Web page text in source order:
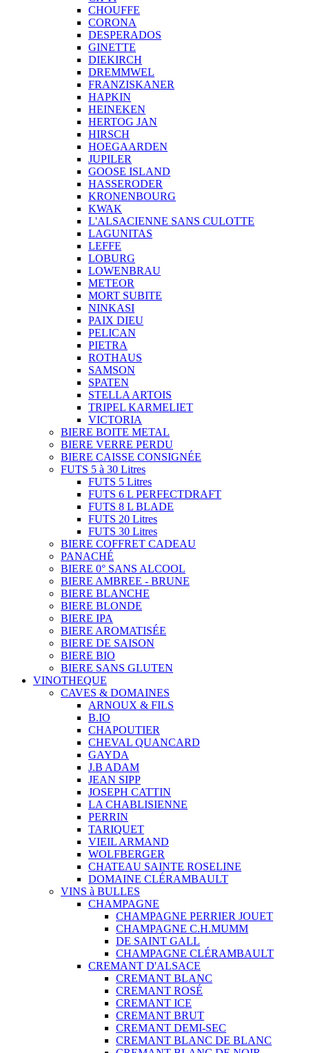
CHOUFFE
CORONA
DESPERADOS
GINETTE
DIEKIRCH
DREMMWEL
FRANZISKANER
HAPKIN
HEINEKEN
HERTOG JAN
HIRSCH
HOEGAARDEN
JUPILER
GOOSE ISLAND
HASSERODER
KRONENBOURG
KWAK
L'ALSACIENNE SANS CULOTTE
LAGUNITAS
LEFFE
LOBURG
LOWENBRAU
METEOR
MORT SUBITE
NINKASI
PAIX DIEU
PELICAN
PIETRA
ROTHAUS
SAMSON
SPATEN
STELLA ARTOIS
TRIPEL KARMELIET
VICTORIA
BIERE BOITE METAL
BIERE VERRE PERDU
BIERE CAISSE CONSIGNÉE
FUTS 5 à 30 Litres
FUTS 5 Litres
FUTS 6 L PERFECTDRAFT
FUTS 8 L BLADE
FUTS 20 Litres
FUTS 30 Litres
BIERE COFFRET CADEAU
PANACHÉ
BIERE 0° SANS ALCOOL
BIERE AMBREE - BRUNE
BIERE BLANCHE
BIERE BLONDE
BIERE IPA
BIERE AROMATISÉE
BIERE DE SAISON
BIERE BIO
BIERE SANS GLUTEN
VINOTHEQUE
CAVES & DOMAINES
ARNOUX & FILS
B.IO
CHAPOUTIER
CHEVAL QUANCARD
GAYDA
J.B ADAM
JEAN SIPP
JOSEPH CATTIN
LA CHABLISIENNE
PERRIN
TARIQUET
VIEIL ARMAND
WOLFBERGER
CHATEAU SAINTE ROSELINE
DOMAINE CLÉRAMBAULT
VINS à BULLES
CHAMPAGNE
CHAMPAGNE PERRIER JOUET
CHAMPAGNE C.H.MUMM
DE SAINT GALL
CHAMPAGNE CLÉRAMBAULT
CREMANT D'ALSACE
CREMANT BLANC
CREMANT ROSÉ
CREMANT ICE
CREMANT BRUT
CREMANT DEMI-SEC
CREMANT BLANC DE BLANC